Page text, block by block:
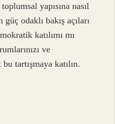
yapısına nasıl
odaklı bakış açıları
katılımı mı
ve
tartışmaya katılın.